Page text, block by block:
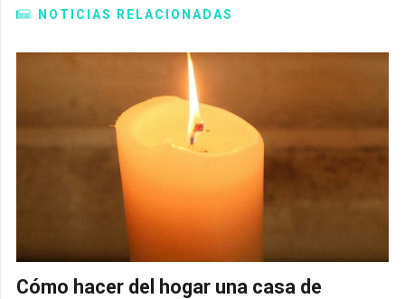
NOTICIAS RELACIONADAS
Cómo hacer del hogar una casa de